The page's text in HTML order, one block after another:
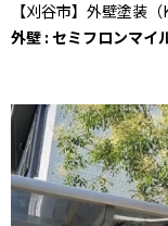
【刈谷市】外壁塗装（
外壁 : セミフロンマイ